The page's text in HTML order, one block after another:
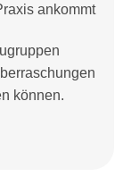
ankommt
können.